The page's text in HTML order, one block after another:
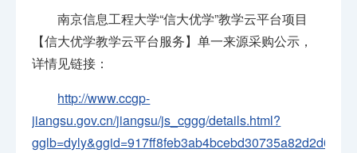
南京信息工程大学“信大优学”教学云平台项目
【信大优学教学云平台服务】单一来源采购公示，
详情见链接：
http://www.ccgp-
jiangsu.gov.cn/jiangsu/js_cggg/details.html?
gglb=dyly&ggid=917ff8feb3ab4bcebd30735a82d2d096